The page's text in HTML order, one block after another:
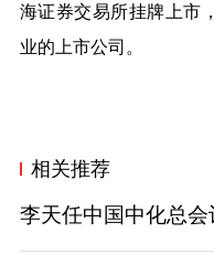
海证券交易所挂牌上市
业的上市公司。
相关推荐
李天任中国中化总